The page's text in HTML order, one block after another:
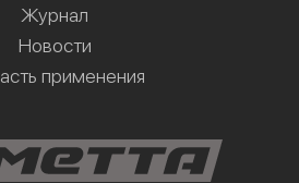
Журнал
Новости
применения